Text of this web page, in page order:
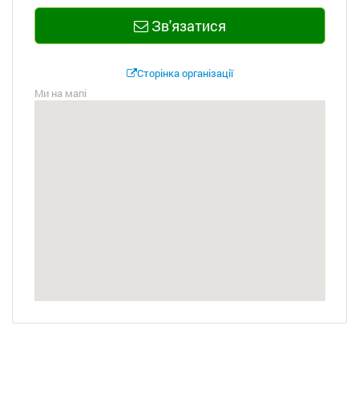
Зв'язатися
Сторінка організації
Ми на мапі